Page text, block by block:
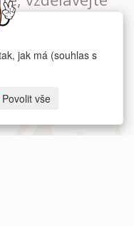
studiu v
jak má (souhlas s
Povolit vše